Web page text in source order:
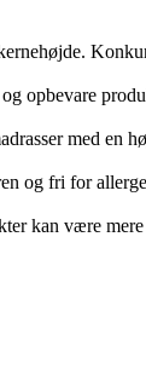
opbevare
med en
og fri for
kan være